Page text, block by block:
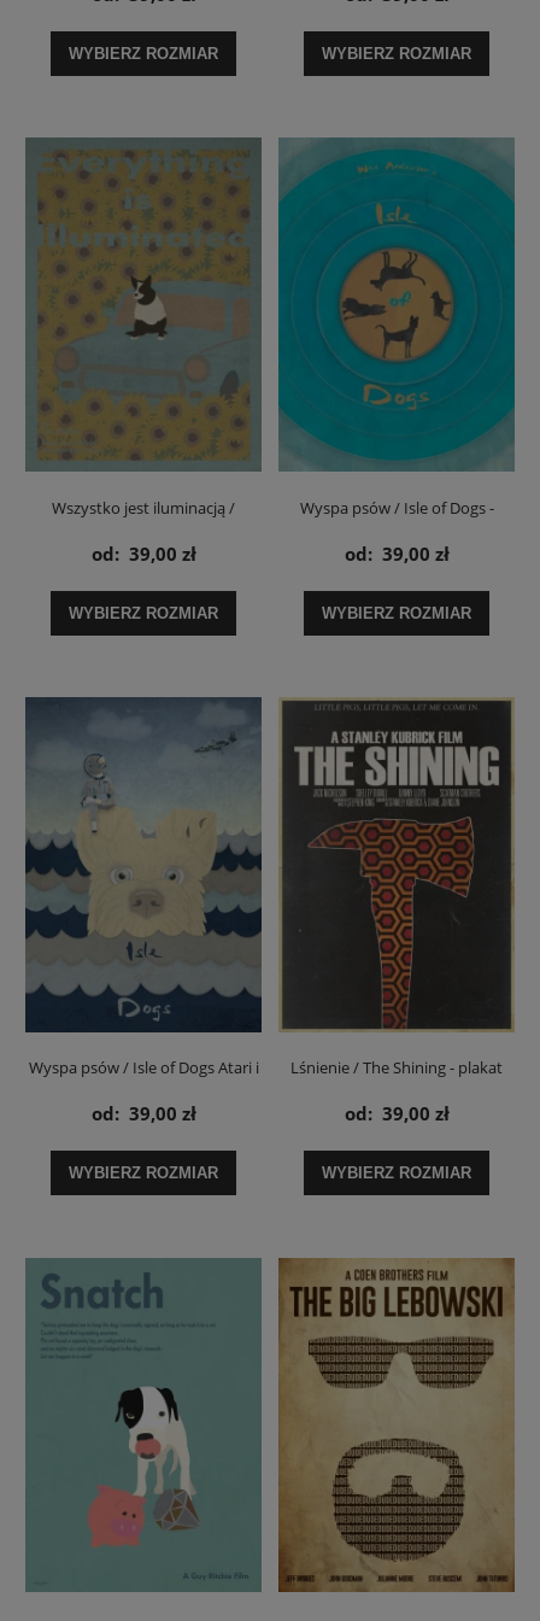
WYBIERZ ROZMIAR WYBIERZ ROZMIAR
Wszystko jest iluminacją /
Everything Is Illuminated - plakat
od: 39,00 zł
WYBIERZ ROZMIAR
Wyspa psów / Isle of Dogs -
plakat
od: 39,00 zł
WYBIERZ ROZMIAR
Wyspa psów / Isle of Dogs Atari i
Spots - plakat
od: 39,00 zł
WYBIERZ ROZMIAR
Lśnienie / The Shining - plakat
od: 39,00 zł
WYBIERZ ROZMIAR